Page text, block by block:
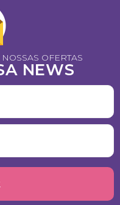
OFERTAS
NEWS